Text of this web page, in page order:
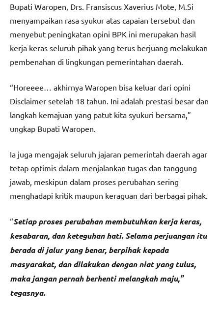
Bupati Waropen, Drs. Fransiscus Xaverius Mote, M.Si
menyampaikan rasa syukur atas capaian tersebut dan
menyebut peningkatan opini BPK ini merupakan hasil
kerja keras seluruh pihak yang terus berjuang melakukan
pembenahan di lingkungan pemerintahan daerah.
“Horeeee… akhirnya Waropen bisa keluar dari opini
Disclaimer setelah 18 tahun. Ini adalah prestasi besar dan
langkah kemajuan yang patut kita syukuri bersama,”
ungkap Bupati Waropen.
Ia juga mengajak seluruh jajaran pemerintah daerah agar
tetap optimis dalam menjalankan tugas dan tanggung
jawab, meskipun dalam proses perubahan sering
menghadapi kritik maupun keraguan dari berbagai pihak.
“Setiap proses perubahan membutuhkan kerja keras,
kesabaran, dan keteguhan hati. Selama perjuangan itu
berada di jalur yang benar, berpihak kepada
masyarakat, dan dilakukan dengan niat yang tulus,
maka jangan pernah berhenti melangkah maju,”
tegasnya.